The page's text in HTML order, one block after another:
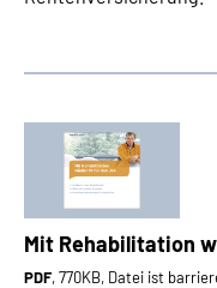
Mit Rehabilitation
PDF, 770KB, Datei ist